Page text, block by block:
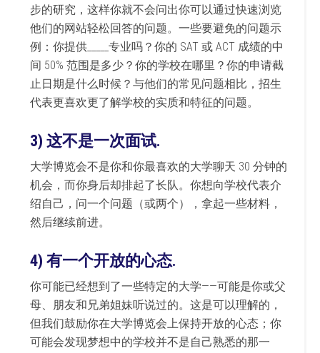
步的研究，这样你就不会问出你可以通过快速浏览
他们的网站轻松回答的问题。一些要避免的问题示
例：你提供_____专业吗？你的 SAT 或 ACT 成绩的中
间 50% 范围是多少？你的学校在哪里？你的申请截
止日期是什么时候？与他们的常见问题相比，招生
代表更喜欢更了解学校的实质和特征的问题。
3)这不是一次面试.
大学博览会不是你和你最喜欢的大学聊天 30 分钟的
机会，而你身后却排起了长队。你想向学校代表介
绍自己，问一个问题（或两个），拿起一些材料，
然后继续前进。
4)有一个开放的心态.
你可能已经想到了一些特定的大学——可能是你或父
母、朋友和兄弟姐妹听说过的。这是可以理解的，
但我们鼓励你在大学博览会上保持开放的心态；你
可能会发现梦想中的学校并不是自己熟悉的那一